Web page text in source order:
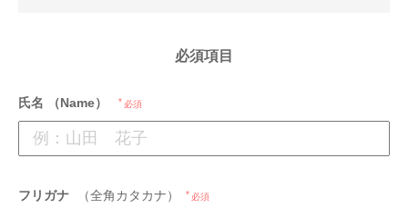
必須項目
氏名 （Name） 必須
フリガナ （全角カタカナ） 必須